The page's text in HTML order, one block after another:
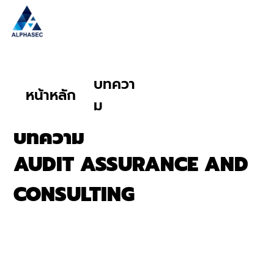
บทความ
AUDIT ASSURANCE AND
CONSULTING
หน้าหลัก
บทควา
ม